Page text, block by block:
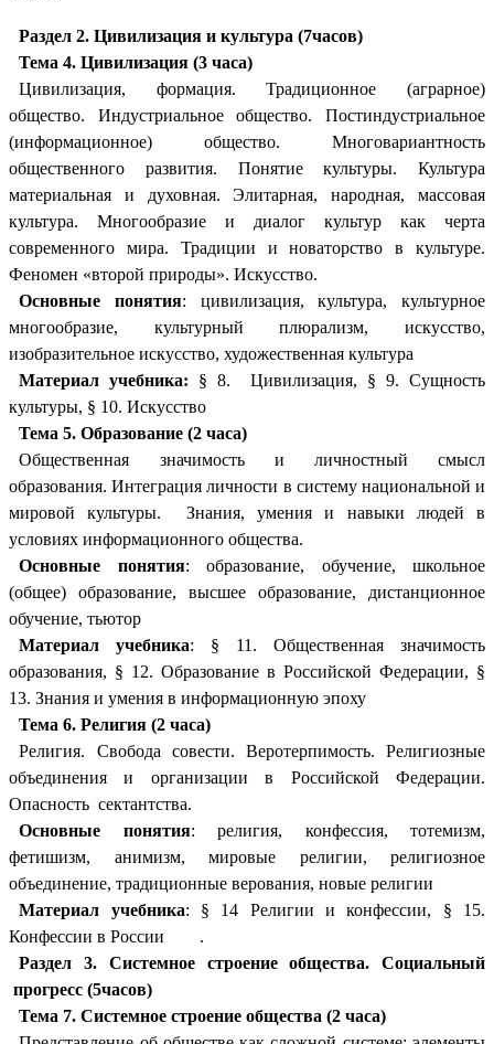
Раздел 2. Цивилизация и культура (7часов)
Тема 4. Цивилизация (3 часа)
Цивилизация, формация. Традиционное (аграрное)
общество. Индустриальное общество. Постиндустриальное
(информационное) общество. Многовариантность
общественного развития. Понятие культуры. Культура
материальная и духовная. Элитарная, народная, массовая
культура. Многообразие и диалог культур как черта
современного мира. Традиции и новаторство в культуре.
Феномен «второй природы». Искусство.
Основные понятия: цивилизация, культура, культурное
многообразие, культурный плюрализм, искусство,
изобразительное искусство, художественная культура
Материал учебника: § 8. Цивилизация, § 9. Сущность
культуры, § 10. Искусство
Тема 5. Образование (2 часа)
Общественная значимость и личностный смысл
образования. Интеграция личности в систему национальной и
мировой культуры. Знания, умения и навыки людей в
условиях информационного общества.
Основные понятия: образование, обучение, школьное
(общее) образование, высшее образование, дистанционное
обучение, тьютор
Материал учебника: § 11. Общественная значимость
образования, § 12. Образование в Российской Федерации, §
13. Знания и умения в информационную эпоху
Тема 6. Религия (2 часа)
Религия. Свобода совести. Веротерпимость. Религиозные
объединения и организации в Российской Федерации.
Опасность сектантства.
Основные понятия: религия, конфессия, тотемизм,
фетишизм, анимизм, мировые религии, религиозное
объединение, традиционные верования, новые религии
Материал учебника: § 14 Религии и конфессии, § 15.
Конфессии в России .
Раздел 3. Системное строение общества. Социальный
прогресс (5часов)
Тема 7. Системное строение общества (2 часа)